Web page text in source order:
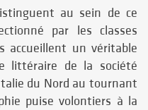
au sein de ce
par les classes
accueillent un véritable
littéraire de la société
du Nord au tournant
puise volontiers à la